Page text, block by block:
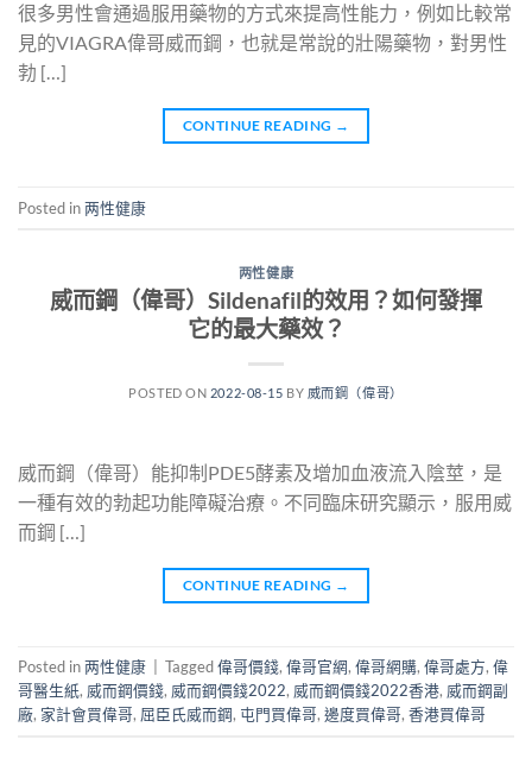
很多男性會通過服用藥物的方式來提高性能力，例如比較常
見的VIAGRA偉哥威而鋼，也就是常說的壯陽藥物，對男性
勃 […]
CONTINUE READING →
Posted in两性健康
两性健康
威而鋼（偉哥）Sildenafil的效用？如何發揮
它的最大藥效？
POSTED ON 2022-08-15 BY 威而鋼（偉哥）
威而鋼（偉哥）能抑制PDE5酵素及增加血液流入陰莖，是
一種有效的勃起功能障礙治療。不同臨床研究顯示，服用威
而鋼 […]
CONTINUE READING →
Posted in两性健康 Tagged偉哥價錢, 偉哥官網, 偉哥網購, 偉哥處方, 偉
哥醫生紙, 威而鋼價錢, 威而鋼價錢2022, 威而鋼價錢2022香港, 威而鋼副
廠, 家計會買偉哥, 屈臣氏威而鋼, 屯門買偉哥, 邊度買偉哥, 香港買偉哥